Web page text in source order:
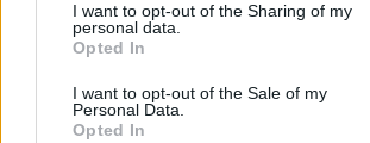
I want to opt-out of the Sharing of my
personal data.
Opted In
I want to opt-out of the Sale of my
Personal Data.
Opted In